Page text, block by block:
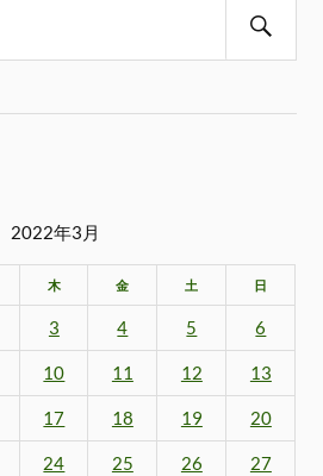
2022年3月
木 金 土 日
3 4 5 6
10 11 12 13
17 18 19 20
24 25 26 27